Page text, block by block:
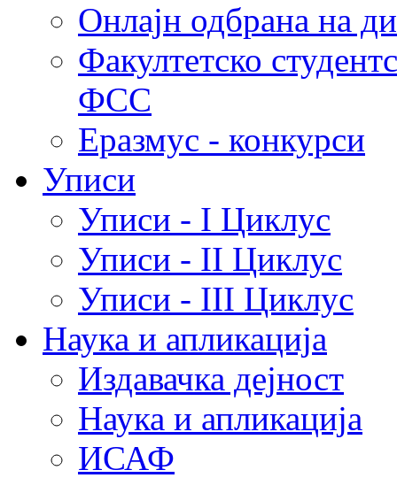
Онлајн одбрана на
Факултетско
ФСС
Еразмус - конкурси
Уписи
Уписи - I Циклус
Уписи - II Циклус
Уписи - III Циклус
Наука и апликација
Издавачка дејност
Наука и апликација
ИСАФ